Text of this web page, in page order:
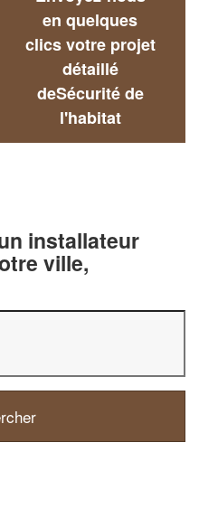
en quelques
clics votre projet
détaillé
deSécurité de
l'habitat
installateur
ville,